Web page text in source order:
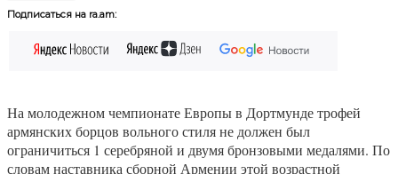
Подписаться на ra.am:
На молодежном чемпионате Европы в Дортмунде трофей
армянских борцов вольного стиля не должен был
ограничиться 1 серебряной и двумя бронзовыми медалями. По
словам наставника сборной Армении этой возрастной